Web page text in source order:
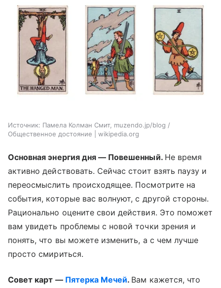
Источник: Памела Колман Смит, muzendo.jp/blog /
Общественное достояние | wikipedia.org
Основная энергия дня — Повешенный. Не время
активно действовать. Сейчас стоит взять паузу и
переосмыслить происходящее. Посмотрите на
события, которые вас волнуют, с другой стороны.
Рационально оцените свои действия. Это поможет
вам увидеть проблемы с новой точки зрения и
понять, что вы можете изменить, а с чем лучше
просто смириться.
Совет карт — Пятерка Мечей. Вам кажется, что